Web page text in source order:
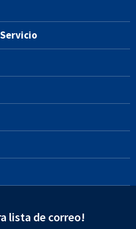
lista de correo!